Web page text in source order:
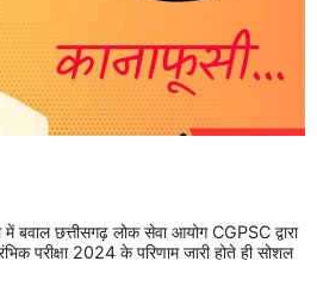
छत्तीसगढ़ लोक सेवा आयोग CGPSC द्वारा
परीक्षा 2024 के परिणाम जारी होते ही सोशल